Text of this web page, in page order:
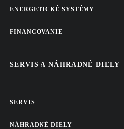
ENERGETICKÉ SYSTÉMY
FINANCOVANIE
SERVIS A NÁHRADNÉ DIELY
SERVIS
NÁHRADNÉ DIELY